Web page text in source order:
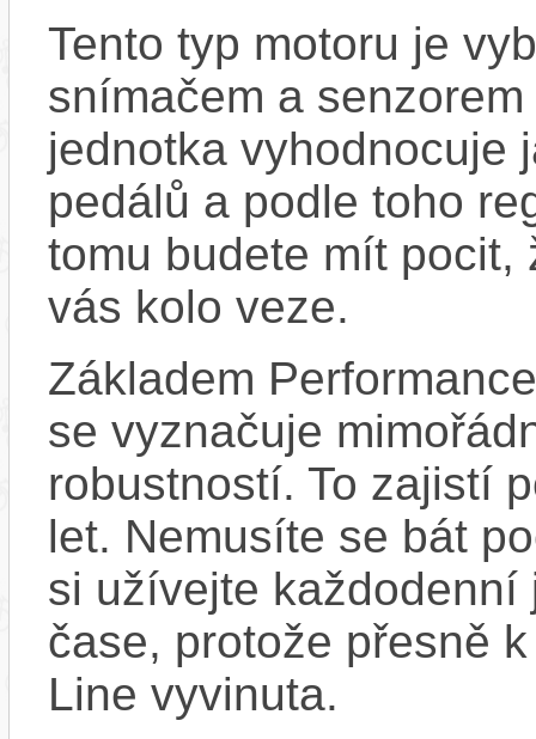
Tento typ motoru je
snímačem a
jednotka vyhodnocuje
pedálů a podle toho
tomu budete mít pocit,
vás kolo veze.
Základem
se vyznačuje
robustností. To zajistí
let. Nemusíte se bát
si užívejte
čase, protože přesně
Line vyvinuta.